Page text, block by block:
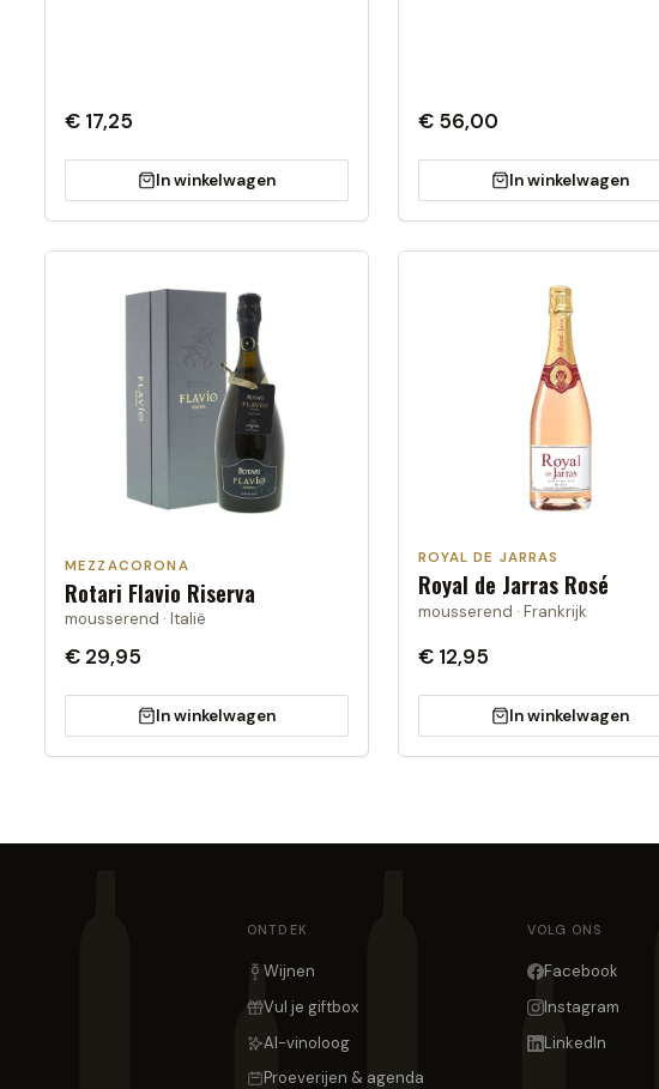
€ 17,25
In winkelwagen
€ 56,00
In winkelwagen
MEZZACORONA
Rotari Flavio Riserva
mousserend · Italië
€ 29,95
In winkelwagen
ROYAL DE JARRAS
Royal de Jarras Rosé
mousserend · Frankrijk
€ 12,95
In winkelwagen
ONTDEK
Wijnen
Vul je giftbox
AI-vinoloog
Proeverijen & agenda
VOLG ONS
Facebook
Instagram
LinkedIn